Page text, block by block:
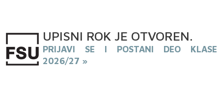
UPISNI ROK JE OTVOREN.
PRIJAVI SE I POSTANI DEO KLASE
2026/27 »